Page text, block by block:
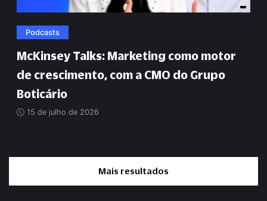
Podcasts
McKinsey Talks: Marketing como motor
de crescimento, com a CMO do Grupo
Boticário
15 de julho de 2026
Mais resultados